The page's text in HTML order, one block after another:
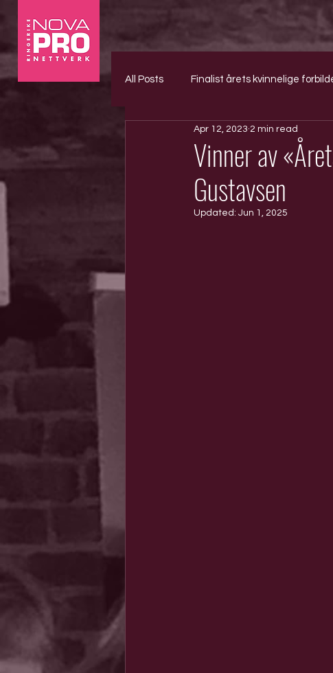
All Posts Finalist årets kvinnelige
Vinner av
Gustavsen
Apr 12, 2023 2 min read
Updated: Jun 1, 2025